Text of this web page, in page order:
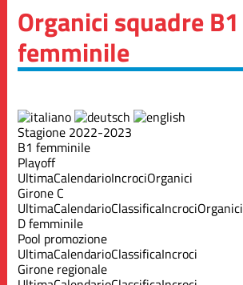
Organici squadre B1
femminile
Stagione 2022-2023
B1 femminile
Playoff
UltimaCalendarioIncrociOrganici
Girone C
UltimaCalendarioClassificaIncrociOrganici
D femminile
Pool promozione
UltimaCalendarioClassificaIncroci
Girone regionale